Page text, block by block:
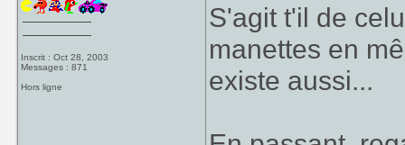
Inscrit : Oct 28, 2003
Messages : 871
Hors ligne
S'agit t'il de
manettes en
existe aussi...